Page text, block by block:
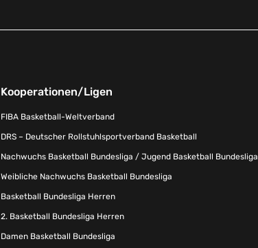
Kooperationen/Ligen
FIBA Basketball-Weltverband
DRS – Deutscher Rollstuhlsportverband Basketball
Nachwuchs Basketball Bundesliga / Jugend Basketball Bundesliga
Weibliche Nachwuchs Basketball Bundesliga
Basketball Bundesliga Herren
2. Basketball Bundesliga Herren
Damen Basketball Bundesliga